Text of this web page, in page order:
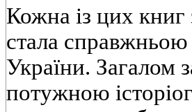
Кожна із цих книг
стала справжньою
України. Загалом
потужною